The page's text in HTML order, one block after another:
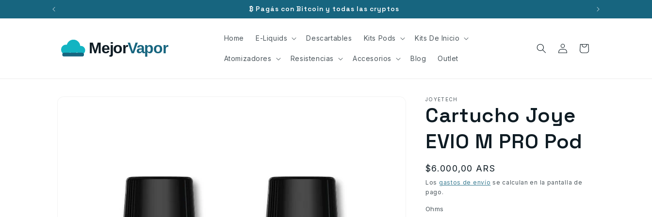
directamente
al contenido
₿ Pagás con Bitcoin y todas las cryptos
Home E-Liquids Descartables Kits Pods Kits De Inicio
Atomizadores Resistencias Accesorios Blog Outlet
Iniciar
sesión
Carrito
JOYETECH
Cartucho Joye
EVIO M PRO Pod
Precio
habitual
$6.000,00 ARS
Los gastos de envío se calculan en la pantalla de
pago.
Ohms